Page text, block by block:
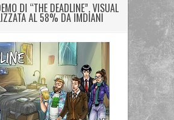
DI “THE DEADLINE”, VISUAL
AL 58% DA IMDIANI